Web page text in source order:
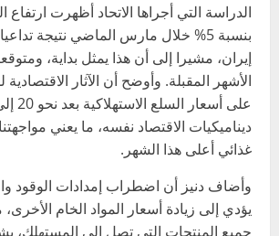
الدراسة التي أجراها الاتحاد أظهرت ارتفاع
بنسبة 5% خلال مارس الماضي نتيجة
إيران، مشيرا إلى أن هذا يمثل بداية،
الأشهر المقبلة. وأوضح أن الآثار
ديناميكيات الاقتصاد نفسه، ما يعني
غذائي أعلى هذا الشهر.
وأضاف دنيز أن اضطراب إمدادات الوقود
يؤدي إلى زيادة أسعار المواد الخام
جميع المنتجات التي تصل إلى المستهلك،